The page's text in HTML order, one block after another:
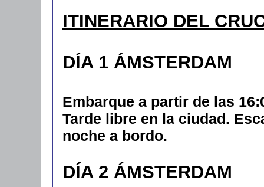
ITINERARIO DEL
DÍA 1 ÁMSTERDAM
Embarque a partir de las
Tarde libre en la ciudad.
noche a bordo.
DÍA 2 ÁMSTERDAM